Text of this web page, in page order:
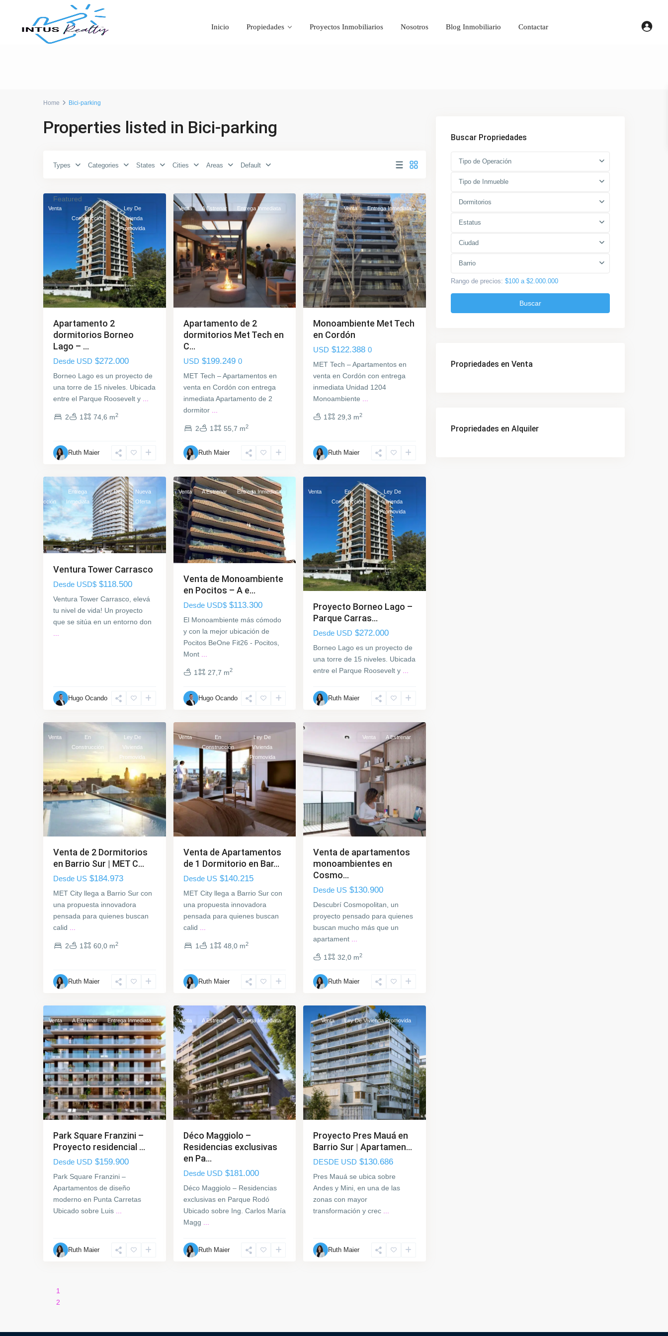
Inicio Propiedades Proyectos Inmobiliarios Nosotros Blog Inmobiliario Contactar
Home Bici-parking
Properties listed in Bici-parking
Types Categories States Cities Areas Default
Parque
Carrasco
Featured
Venta
En
Construcción
Ley De
Vivienda
Promovida
Apartamento 2
dormitorios Borneo
Lago – ...
Desde USD $272.000
Borneo Lago es un proyecto de
una torre de 15 niveles. Ubicada
entre el Parque Roosevelt y
2 1 74,6 m2
Ruth Maier
Venta A Estrenar Entrega Inmediata
Apartamento de 2
dormitorios Met Tech en
C...
USD $199.249 0
MET Tech – Apartamentos en
venta en Cordón con entrega
inmediata Apartamento de 2
dormitor
2 1 55,7 m2
Ruth Maier
Venta Entrega Inmediata
Monoambiente Met Tech
en Cordón
USD $122.3880
MET Tech – Apartamentos en
venta en Cordón con entrega
inmediata Unidad 1204
Monoambiente
1 29,3 m2
Ruth Maier
Parque
Ciudad
La
Costa,
Construcción
Entrega
Inmediata
Ley De
Vivienda
Promovida
Nueva
Oferta
Ventura Tower Carrasco
Desde USD$ $118.500
Ventura Tower Carrasco, elevá
tu nivel de vida! Un proyecto
que se sitúa en un entorno don
Hugo Ocando
Pocitos,
Venta A Estrenar Entrega Inmediata
Venta de Monoambiente
en Pocitos – A e...
Desde USD$$113.300
El Monoambiente más cómodo
y con la mejor ubicación de
Pocitos BeOne Fit26 - Pocitos,
Mont
1 27,7 m2
Hugo Ocando
Carrasco,
de
La
Venta
En
Construcción
Ley De
Vivienda
Promovida
Proyecto Borneo Lago –
Parque Carras...
Desde USD $272.000
Borneo Lago es un proyecto de
una torre de 15 niveles. Ubicada
entre el Parque Roosevelt y
Ruth Maier
Barrio
Sur,
Venta
En
Construcción
Ley De
Vivienda
Promovida
Venta de 2 Dormitorios
en Barrio Sur | MET C...
Desde US $184.973
MET City llega a Barrio Sur con
una propuesta innovadora
pensada para quienes buscan
calid
2 1 60,0 m2
Ruth Maier
Barrio
Sur,
Venta
En
Construcción
Ley De
Vivienda
Promovida
Venta de Apartamentos
de 1 Dormitorio en Bar...
Desde US$140.215
MET City llega a Barrio Sur con
una propuesta innovadora
pensada para quienes buscan
calid
1 1 48,0 m2
Ruth Maier
Parque
Rodó,
Venta A Estrenar
Venta de apartamentos
monoambientes en
Cosmo...
Desde US $130.900
Descubrí Cosmopolitan, un
proyecto pensado para quienes
buscan mucho más que un
apartament
1 32,0 m2
Ruth Maier
Punta
Carretas,
Venta A Estrenar Entrega Inmediata
Park Square Franzini –
Proyecto residencial ...
Desde USD $159.900
Park Square Franzini –
Apartamentos de diseño
moderno en Punta Carretas
Ubicado sobre Luis
Ruth Maier
Parque
Rodó,
Venta A Estrenar Entrega Inmediata
Déco Maggiolo –
Residencias exclusivas
en Pa...
Desde USD $181.000
Déco Maggiolo – Residencias
exclusivas en Parque Rodó
Ubicado sobre Ing. Carlos María
Magg
Ruth Maier
Barrio
Sur,
Venta Ley De Vivienda Promovida
Proyecto Pres Mauá en
Barrio Sur | Apartamen...
DESDE USD $130.686
Pres Mauá se ubica sobre
Andes y Mini, en una de las
zonas con mayor
transformación y crec
Ruth Maier
1
2
Buscar Propriedades
Tipo de Operación
Tipo de Inmueble
Dormitorios
Estatus
Ciudad
Barrio
Rango de precios: $100 a $2.000.000
Buscar
Propriedades en Venta
Propriedades en Alquiler